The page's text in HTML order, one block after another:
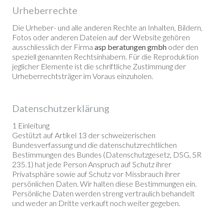
Urheberrechte
Die Urheber- und alle anderen Rechte an Inhalten, Bildern,
Fotos oder anderen Dateien auf der Website gehören
ausschliesslich der Firma asp beratungen gmbh oder den
speziell genannten Rechtsinhabern. Für die Reproduktion
jeglicher Elemente ist die schriftliche Zustimmung der
Urheberrechtsträger im Voraus einzuholen.
Datenschutzerklärung
1 Einleitung
Gestützt auf Artikel 13 der schweizerischen
Bundesverfassung und die datenschutzrechtlichen
Bestimmungen des Bundes (Datenschutzgesetz, DSG, SR
235.1) hat jede Person Anspruch auf Schutz ihrer
Privatsphäre sowie auf Schutz vor Missbrauch ihrer
persönlichen Daten. Wir halten diese Bestimmungen ein.
Persönliche Daten werden streng vertraulich behandelt
und weder an Dritte verkauft noch weiter gegeben.